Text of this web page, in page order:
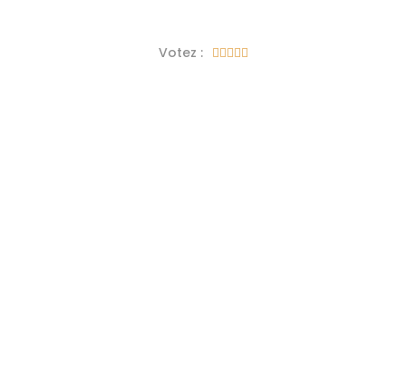
Votez :     